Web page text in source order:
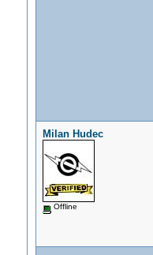
Milan Hudec
Offline